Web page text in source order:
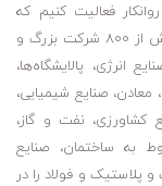
فعالیت کنیم که
باعث رشد روزافزون مجموعه شد. در همین راستا بیش از 800 شرکت بزرگ و
انرژی، پالایشگاه‌ها،
معادن، صنایع شیمیایی،
کشاورزی، نفت و گاز،
به ساختمان، صنایع
پلاستیک و فولاد را در